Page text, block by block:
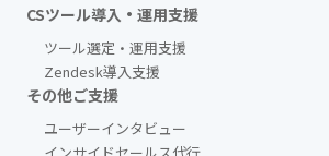
CSツール導入・運用支援
ツール選定・運用支援
Zendesk導入支援
その他ご支援​
ユーザーインタビュー